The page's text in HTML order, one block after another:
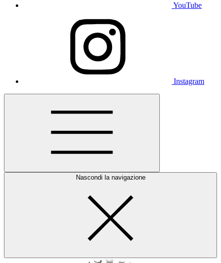
YouTube
Instagram
Nascondi la navigazione